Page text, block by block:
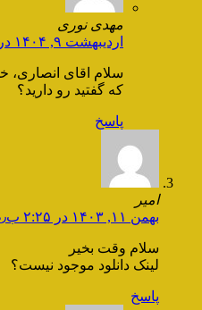
مهدی نوری
اردیبهشت ۹, ۱۴۰۴ در ۴:۱۲ ق٫ظ
سلام اقای انصاری،
که گفتید رو دارید؟
پاسخ
امیر
بهمن ۱۱, ۱۴۰۳ در ۲:۲۵ ب٫ظ
سلام وقت بخیر
لینک دانلود موجود نیست؟
پاسخ